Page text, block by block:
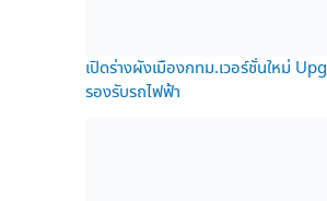
เปิดร่างผังเมืองกทม.เวอร์ชั่นใหม่
รองรับรถไฟฟ้า